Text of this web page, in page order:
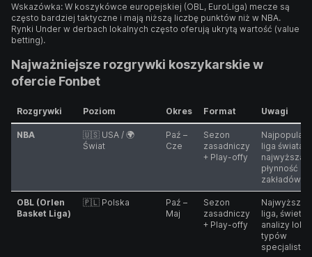
Wskazówka: W koszykówce europejskiej (OBL, EuroLiga) mecze są
często bardziej taktyczne i mają niższą liczbę punktów niż w NBA.
Rynki Under w derbach lokalnych często oferują ukrytą wartość (value
betting).
Najważniejsze rozgrywki koszykarskie w
ofercie Fonbet
Rozgrywki Poziom Okres Format Uwagi
NBA
🇺🇸 USA / 🌍
Świat
Paź –
Cze
Sezon
zasadniczy
+ Play-offy
liga świata,
najwyższa
płynność
zakładów
OBL (Orlen
Basket Liga)
🇵🇱 Polska
Paź –
Maj
Sezon
zasadniczy
+ Play-offy
Najwyższa
liga,
analizy
typów